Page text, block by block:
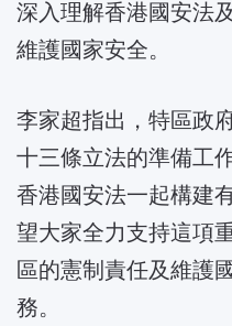
深入理解香港國安法
維護國家安全。
李家超指出，特區政
十三條立法的準備工
香港國安法一起構建
望大家全力支持這項
區的憲制責任及維護
務。